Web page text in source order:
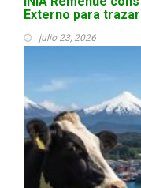
Externo para
julio 23, 2026